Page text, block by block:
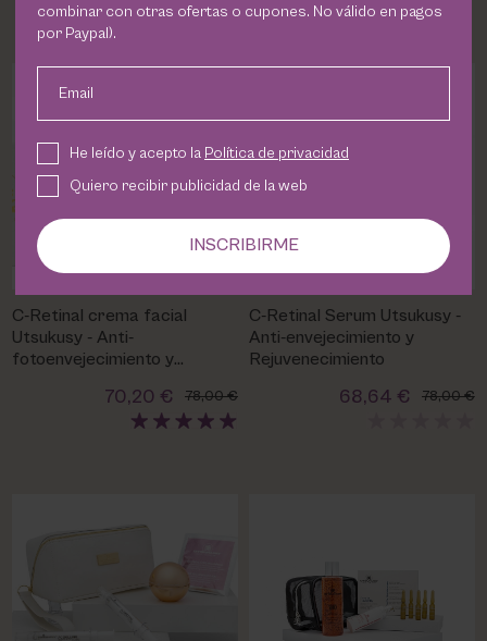
C-Retinal crema facial
Utsukusy - Anti-
fotoenvejecimiento y
70,20 € 78,00 €
C-Retinal Serum Utsukusy -
Anti-envejecimiento y
Rejuvenecimiento
68,64 € 78,00 €
combinar con otras ofertas o cupones. No válido en pagos
por Paypal).
Email
He leído y acepto la Política de privacidad
Quiero recibir publicidad de la web
INSCRIBIRME